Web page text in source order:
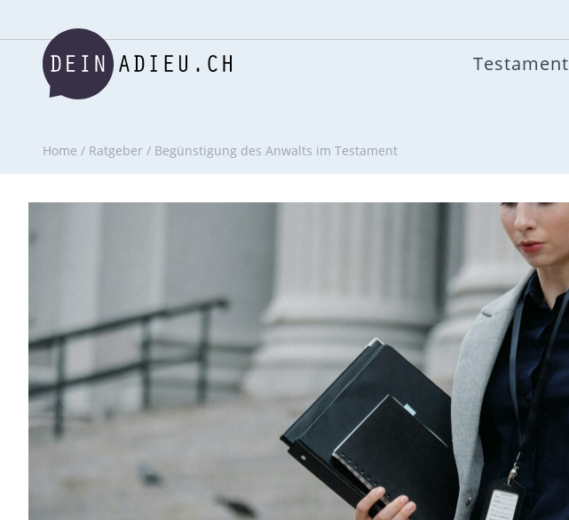
Testament
Home / Ratgeber / Begünstigung des Anwalts im Testament